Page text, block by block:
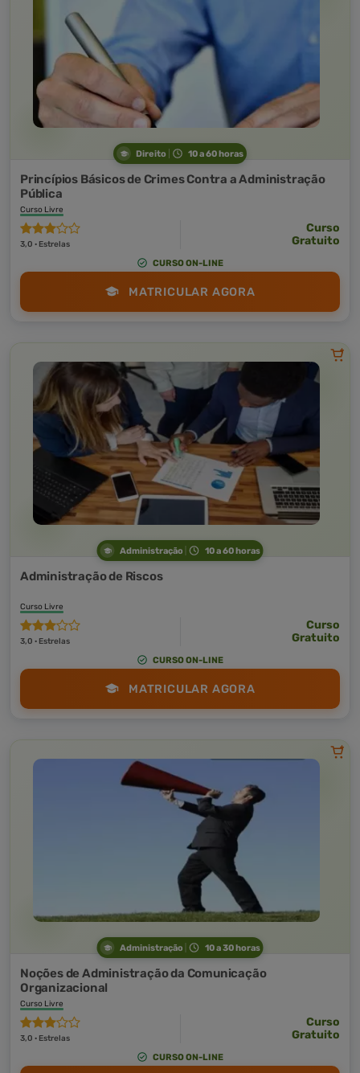
Direito 10 a 60 horas
Princípios Básicos de Crimes Contra a Administração
Pública
Curso Livre
3,0 · Estrelas
Curso
Gratuito
CURSO ON-LINE
MATRICULAR AGORA
Administração 10 a 60 horas
Administração de Riscos
Curso Livre
3,0 · Estrelas
Curso
Gratuito
CURSO ON-LINE
MATRICULAR AGORA
Administração 10 a 30 horas
Noções de Administração da Comunicação
Organizacional
Curso Livre
3,0 · Estrelas
Curso
Gratuito
CURSO ON-LINE